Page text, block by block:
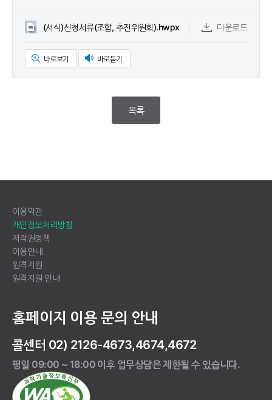
(서식)신청서류(조합, 추진위원회).hwpx 다운로드
바로보기 바로듣기
목록
이용약관
개인정보처리방침
저작권정책
이용안내
원격지원
원격지원 안내
홈페이지 이용 문의 안내
콜센터 02) 2126-4673,4674,4672
평일 09:00 ~ 18:00 이후 업무상담은 제한될 수 있습니다.